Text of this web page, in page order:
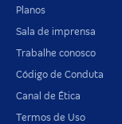
Planos
Sala de imprensa
Trabalhe conosco
Código de Conduta
Canal de Ética
Termos de Uso